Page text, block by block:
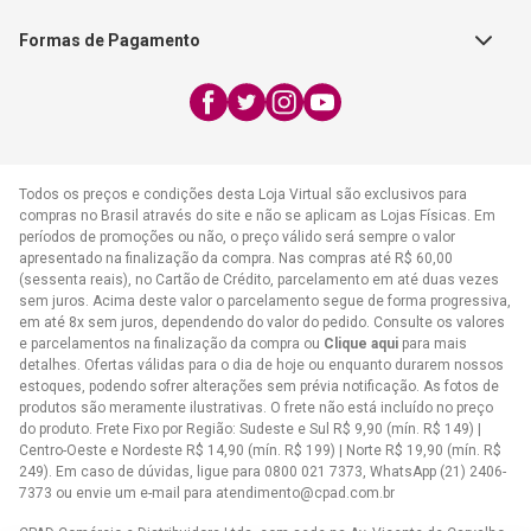
WhatsApp:
atendimento@cpad.com.br
Formas de Pagamento
Todos os preços e condições desta Loja Virtual são exclusivos para
compras no Brasil através do site e não se aplicam as Lojas Físicas. Em
períodos de promoções ou não, o preço válido será sempre o valor
apresentado na finalização da compra. Nas compras até R$ 60,00
(sessenta reais), no Cartão de Crédito, parcelamento em até duas vezes
sem juros. Acima deste valor o parcelamento segue de forma progressiva,
em até 8x sem juros, dependendo do valor do pedido. Consulte os valores
e parcelamentos na finalização da compra ou Clique aqui para mais
detalhes. Ofertas válidas para o dia de hoje ou enquanto durarem nossos
estoques, podendo sofrer alterações sem prévia notificação. As fotos de
produtos são meramente ilustrativas. O frete não está incluído no preço
do produto. Frete Fixo por Região: Sudeste e Sul R$ 9,90 (mín. R$ 149) |
Centro-Oeste e Nordeste R$ 14,90 (mín. R$ 199) | Norte R$ 19,90 (mín. R$
249). Em caso de dúvidas, ligue para 0800 021 7373, WhatsApp (21) 2406-
7373 ou envie um e-mail para atendimento@cpad.com.br